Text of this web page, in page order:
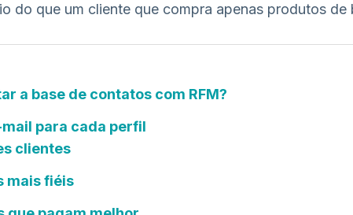
do que um cliente que compra apenas produtos de
a base de contatos com RFM?
para cada perfil
clientes
mais fiéis